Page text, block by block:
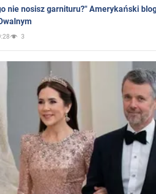
nie nosisz garnituru?" Amerykański
3